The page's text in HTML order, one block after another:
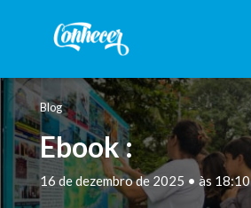
Blog
Ebook :
16 de dezembro de 2025 • às 18:10